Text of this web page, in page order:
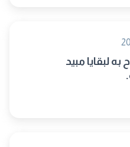
لبقايا مبيد